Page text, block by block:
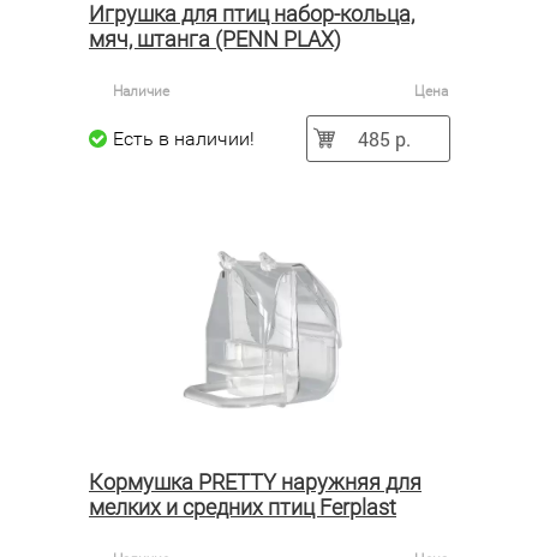
Игрушка для птиц набор-кольца,
мяч, штанга (PENN PLAX)
Наличие Цена
Есть в наличии! 485 р.
Кормушка PRETTY наружняя для
мелких и средних птиц Ferplast